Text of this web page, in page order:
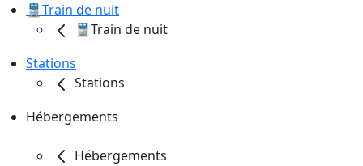
🚆Train de nuit
🚆Train de nuit
Stations
Stations
Hébergements
Hébergements